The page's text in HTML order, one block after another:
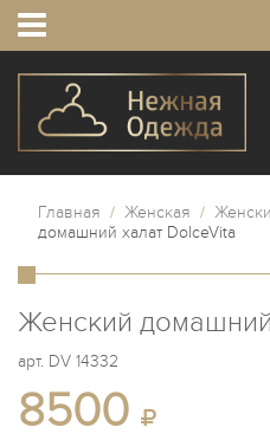
Главная / Женская /
домашний халат DolceVita
Женский
арт. DV 14332
8500